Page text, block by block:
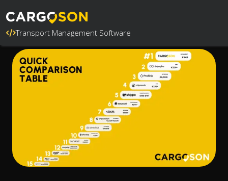
Transport Management Software